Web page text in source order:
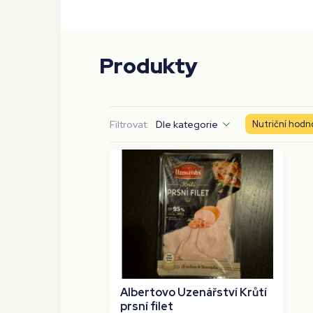
Produkty
Filtrovat: Dle kategorie Nutriční
Albertovo Uzenářství Krůtí
prsní filet